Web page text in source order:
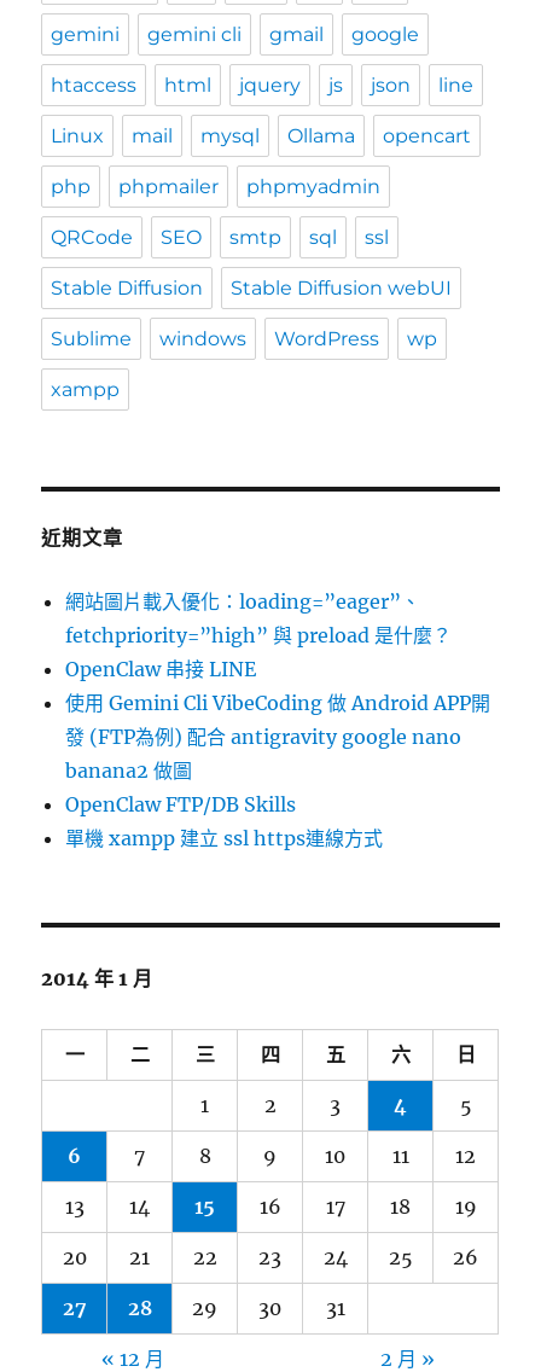
gemini gemini cli gmail google
htaccess html jquery js json line
Linux mail mysql Ollama opencart
php phpmailer phpmyadmin
QRCode SEO smtp sql ssl
Stable Diffusion Stable Diffusion webUI
Sublime windows WordPress wp
xampp
近期文章
網站圖片載入優化：loading=”eager”、
fetchpriority=”high” 與 preload 是什麼？
OpenClaw 串接 LINE
使用 Gemini Cli VibeCoding 做 Android APP開
發 (FTP為例) 配合 antigravity google nano
banana2 做圖
OpenClaw FTP/DB Skills
單機 xampp 建立 ssl https連線方式
2014 年 1 月
一 二 三 四 五 六 日
1 2 3 4 5
6 7 8 9 10 11 12
13 14 15 16 17 18 19
20 21 22 23 24 25 26
27 28 29 30 31
« 12 月 2 月 »